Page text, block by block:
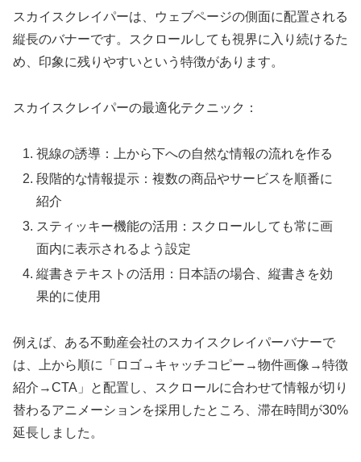
スカイスクレイパーは、ウェブページの側面に配置される
縦長のバナーです。スクロールしても視界に入り続けるた
め、印象に残りやすいという特徴があります。
スカイスクレイパーの最適化テクニック：
視線の誘導：上から下への自然な情報の流れを作る
段階的な情報提示：複数の商品やサービスを順番に
紹介
スティッキー機能の活用：スクロールしても常に画
面内に表示されるよう設定
縦書きテキストの活用：日本語の場合、縦書きを効
果的に使用
例えば、ある不動産会社のスカイスクレイパーバナーで
は、上から順に「ロゴ→キャッチコピー→物件画像→特徴
紹介→CTA」と配置し、スクロールに合わせて情報が切り
替わるアニメーションを採用したところ、滞在時間が30%
延長しました。